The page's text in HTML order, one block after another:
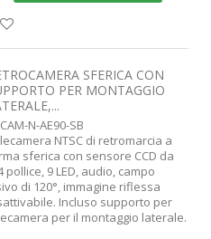
SFERICA CON
PER MONTAGGIO
N-AE90-SB
NTSC di retromarcia a
sferica con sensore CCD da
pollice, 9 LED, audio, campo
di 120°, immagine riflessa
Incluso supporto per
per il montaggio laterale.